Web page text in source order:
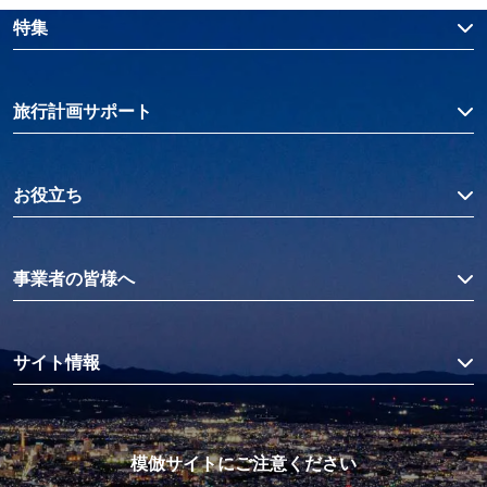
特集
旅行計画サポート
お役立ち
事業者の皆様へ
サイト情報
模倣サイトにご注意ください